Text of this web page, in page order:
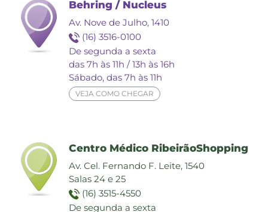
Behring / Nucleus
Av. Nove de Julho, 1410
(16) 3516-0100
De segunda a sexta
das 7h às 11h / 13h às 16h
Sábado, das 7h às 11h
VEJA COMO CHEGAR
Centro Médico RibeirãoShopping
Av. Cel. Fernando F. Leite, 1540
Salas 24 e 25
(16) 3515-4550
De segunda a sexta